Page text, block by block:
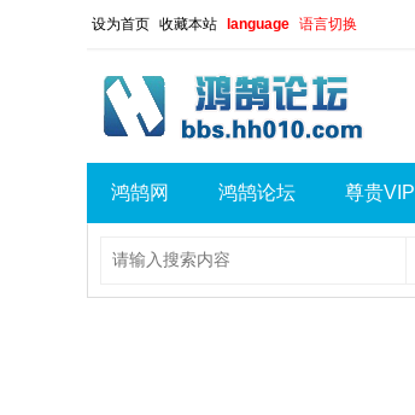
设为首页 收藏本站 language 语言切换
鸿鹄网 鸿鹄论坛 尊贵VIP